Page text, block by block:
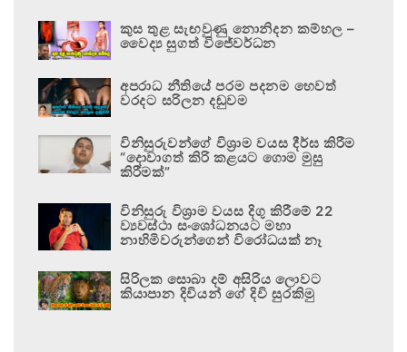
කුස තුළ සැඟවුණු නොනිදන කම්හල –
වෛද්‍ය සුගත් විජේවර්ධන
අපරාධ නීතියේ පරම පදනම හෙවත්
වරදට සරිලන දඬුවම
විනිසුරුවන්ගේ විශ්‍රාම වයස දීර්ඝ කිරීම
“දොවාගත් කිරි කළයට ගොම මුසු
කිරීමක්”
විනිසුරු විශ්‍රාම වයස දිගු කිරීමේ 22
ව්‍යවස්ථා සංශෝධනයට මහා
නාහිමිවරුන්ගෙන් විරෝධයක් නෑ
සිරිලක සොබා දම් අසිරිය ලොවට
කියාපාන දිවියන් ගේ දිවි සුරකිමු